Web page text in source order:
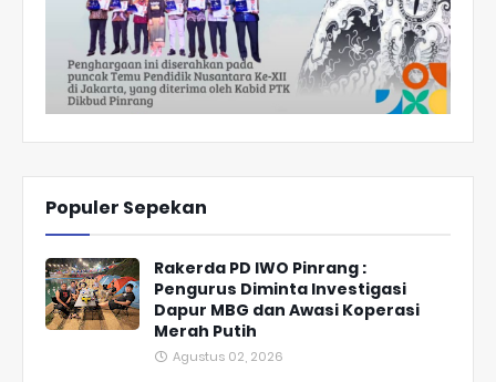
Populer Sepekan
Rakerda PD IWO Pinrang :
Pengurus Diminta Investigasi
Dapur MBG dan Awasi Koperasi
Merah Putih
Agustus 02, 2026